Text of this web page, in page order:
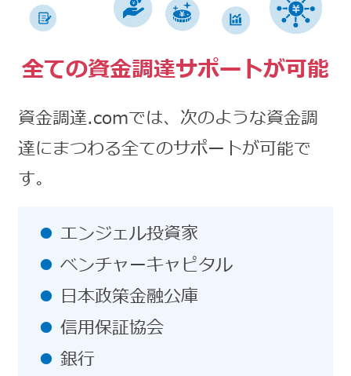
全ての資金調達サポートが可能
資金調達.comでは、次のような資金調
達にまつわる全てのサポートが可能で
す。
エンジェル投資家
ベンチャーキャピタル
日本政策金融公庫
信用保証協会
銀行